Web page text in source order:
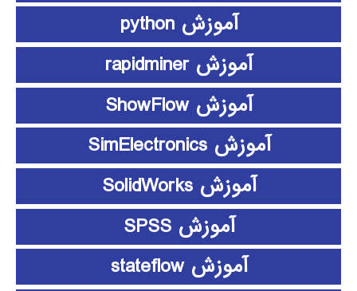
آموزش python
آموزش rapidminer
آموزش ShowFlow
آموزش SimElectronics
آموزش SolidWorks
آموزش SPSS
آموزش stateflow